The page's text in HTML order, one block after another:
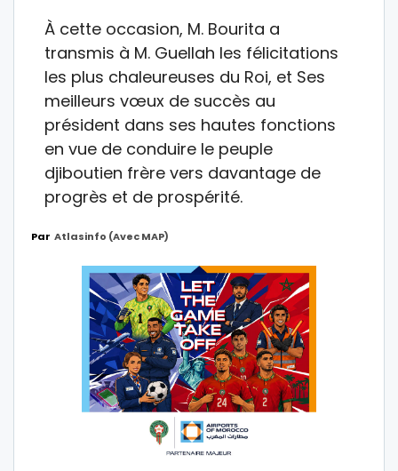
À cette occasion, M. Bourita a
transmis à M. Guellah les félicitations
les plus chaleureuses du Roi, et Ses
meilleurs vœux de succès au
président dans ses hautes fonctions
en vue de conduire le peuple
djiboutien frère vers davantage de
progrès et de prospérité.
Par Atlasinfo (avec MAP)